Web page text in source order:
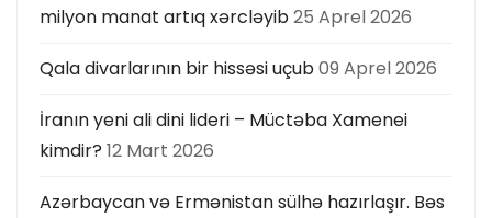
milyon manat artıq xərcləyib25 Aprel 2026
Qala divarlarının bir hissəsi uçub09 Aprel 2026
İranın yeni ali dini lideri – Müctəba Xamenei
kimdir? 12 Mart 2026
Azərbaycan və Ermənistan sülhə hazırlaşır. Bəs